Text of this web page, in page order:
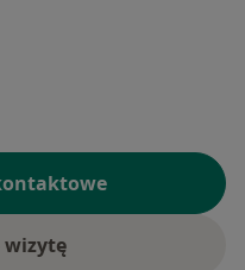
wizytę